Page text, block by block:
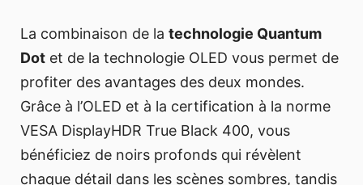
La combinaison de la technologie Quantum
Dot et de la technologie OLED vous permet de
profiter des avantages des deux mondes.
Grâce à l’OLED et à la certification à la norme
VESA DisplayHDR True Black 400, vous
bénéficiez de noirs profonds qui révèlent
chaque détail dans les scènes sombres, tandis